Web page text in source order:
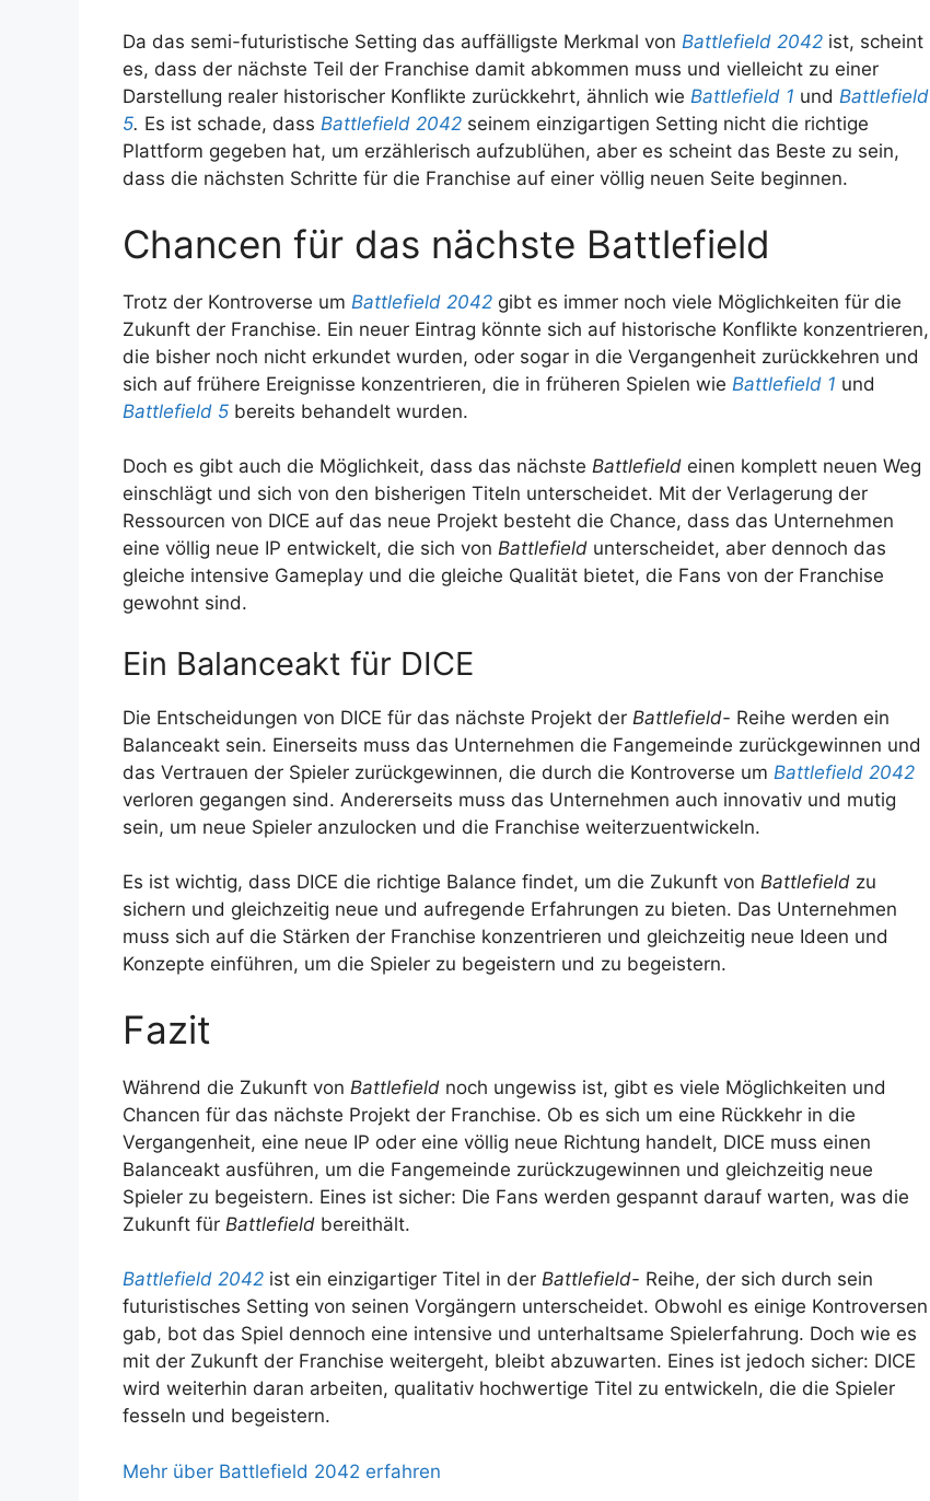
Da das semi-futuristische Setting das auffälligste Merkmal von Battlefield 2042 ist, scheint
es, dass der nächste Teil der Franchise damit abkommen muss und vielleicht zu einer
Darstellung realer historischer Konflikte zurückkehrt, ähnlich wie Battlefield 1 und Battlefield
5. Es ist schade, dass Battlefield 2042 seinem einzigartigen Setting nicht die richtige
Plattform gegeben hat, um erzählerisch aufzublühen, aber es scheint das Beste zu sein,
dass die nächsten Schritte für die Franchise auf einer völlig neuen Seite beginnen.
Chancen für das nächste Battlefield
Trotz der Kontroverse um Battlefield 2042 gibt es immer noch viele Möglichkeiten für die
Zukunft der Franchise. Ein neuer Eintrag könnte sich auf historische Konflikte konzentrieren,
die bisher noch nicht erkundet wurden, oder sogar in die Vergangenheit zurückkehren und
sich auf frühere Ereignisse konzentrieren, die in früheren Spielen wie Battlefield 1 und
Battlefield 5 bereits behandelt wurden.
Doch es gibt auch die Möglichkeit, dass das nächste Battlefield einen komplett neuen Weg
einschlägt und sich von den bisherigen Titeln unterscheidet. Mit der Verlagerung der
Ressourcen von DICE auf das neue Projekt besteht die Chance, dass das Unternehmen
eine völlig neue IP entwickelt, die sich von Battlefield unterscheidet, aber dennoch das
gleiche intensive Gameplay und die gleiche Qualität bietet, die Fans von der Franchise
gewohnt sind.
Ein Balanceakt für DICE
Die Entscheidungen von DICE für das nächste Projekt der Battlefield- Reihe werden ein
Balanceakt sein. Einerseits muss das Unternehmen die Fangemeinde zurückgewinnen und
das Vertrauen der Spieler zurückgewinnen, die durch die Kontroverse um Battlefield 2042
verloren gegangen sind. Andererseits muss das Unternehmen auch innovativ und mutig
sein, um neue Spieler anzulocken und die Franchise weiterzuentwickeln.
Es ist wichtig, dass DICE die richtige Balance findet, um die Zukunft von Battlefield zu
sichern und gleichzeitig neue und aufregende Erfahrungen zu bieten. Das Unternehmen
muss sich auf die Stärken der Franchise konzentrieren und gleichzeitig neue Ideen und
Konzepte einführen, um die Spieler zu begeistern und zu begeistern.
Fazit
Während die Zukunft von Battlefield noch ungewiss ist, gibt es viele Möglichkeiten und
Chancen für das nächste Projekt der Franchise. Ob es sich um eine Rückkehr in die
Vergangenheit, eine neue IP oder eine völlig neue Richtung handelt, DICE muss einen
Balanceakt ausführen, um die Fangemeinde zurückzugewinnen und gleichzeitig neue
Spieler zu begeistern. Eines ist sicher: Die Fans werden gespannt darauf warten, was die
Zukunft für Battlefield bereithält.
Battlefield 2042 ist ein einzigartiger Titel in der Battlefield- Reihe, der sich durch sein
futuristisches Setting von seinen Vorgängern unterscheidet. Obwohl es einige Kontroversen
gab, bot das Spiel dennoch eine intensive und unterhaltsame Spielerfahrung. Doch wie es
mit der Zukunft der Franchise weitergeht, bleibt abzuwarten. Eines ist jedoch sicher: DICE
wird weiterhin daran arbeiten, qualitativ hochwertige Titel zu entwickeln, die die Spieler
fesseln und begeistern.
Mehr über Battlefield 2042 erfahren